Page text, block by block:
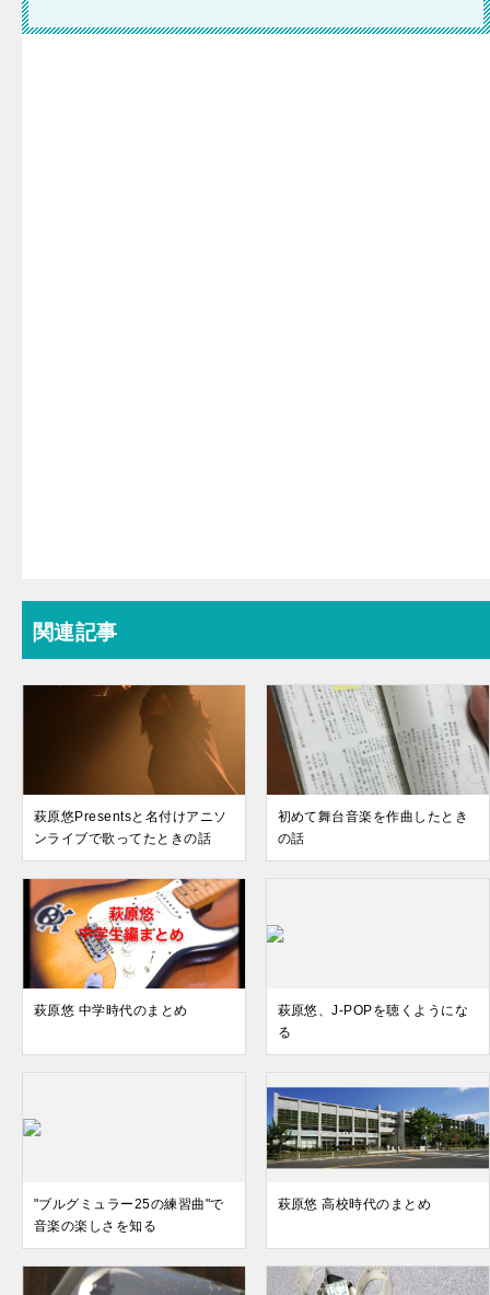
関連記事
萩原悠Presentsと名付けアニソ
ンライブで歌ってたときの話
初めて舞台音楽を作曲したとき
の話
萩原悠 中学時代のまとめ
萩原悠、J-POPを聴くようにな
る
"ブルグミュラー25の練習曲"で
音楽の楽しさを知る
萩原悠 高校時代のまとめ